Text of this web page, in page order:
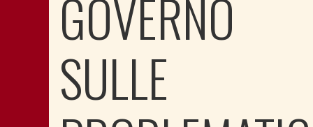
GOVERNO
SULLE